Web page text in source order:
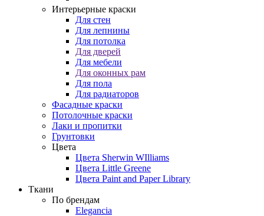
Интерьерные краски
Для стен
Для лепнины
Для потолка
Для дверей
Для мебели
Для оконных рам
Для пола
Для радиаторов
Фасадные краски
Потолочные краски
Лаки и пропитки
Грунтовки
Цвета
Цвета Sherwin WIlliams
Цвета Little Greene
Цвета Paint and Paper Library
Ткани
По брендам
Elegancia